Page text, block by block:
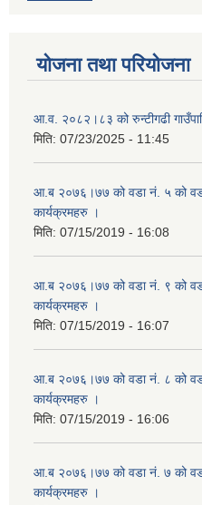
योजना तथा परियोजना
आ.व. २०८२।८३ को रुन्टीगढी
मिति: 07/23/2025 - 11:45
आ.ब २०७६।७७ को वडा नं. ५ को वडा
कार्यक्रमहरु ।
मिति: 07/15/2019 - 16:08
आ.ब २०७६।७७ को वडा नं. ९ को वडा
कार्यक्रमहरु ।
मिति: 07/15/2019 - 16:07
आ.ब २०७६।७७ को वडा नं. ८ को वडा
कार्यक्रमहरु ।
मिति: 07/15/2019 - 16:06
आ.ब २०७६।७७ को वडा नं. ७ को वडा
कार्यक्रमहरु ।